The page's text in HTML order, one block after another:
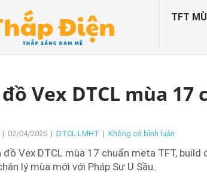
TFT
Vex DTCL mùa 17
| 02/04/2026 | DTCL LMHT | Không có bình luận
đồ Vex DTCL mùa 17 chuẩn meta TFT, build
lý mùa mới với Pháp Sư U Sầu.